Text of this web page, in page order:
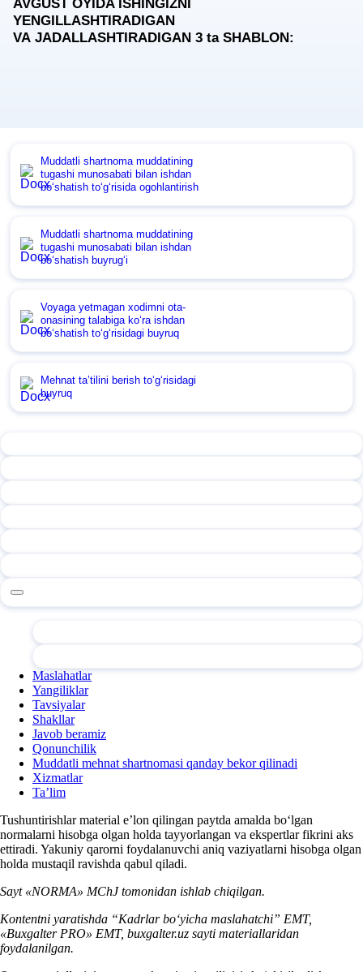
AVGUST OYIDA ISHINGIZNI
YENGILLASHTIRADIGAN
VA JADALLASHTIRADIGAN 3 taSHABLON:
Muddatli shartnoma muddatining
tugashi munosabati bilan ishdan
boʻshatish toʻgʻrisida ogohlantirish
Muddatli shartnoma muddatining
tugashi munosabati bilan ishdan
boʻshatish buyrugʻi
Voyaga yetmagan хodimni ota-
onasining talabiga koʻra ishdan
boʻshatish toʻgʻrisidagi buyruq
Mehnat ta’tilini berish toʻgʻrisidagi
buyruq
Maslahatlar
Yangiliklar
Tavsiyalar
Shakllar
Javob beramiz
Qonunchilik
Muddatli mehnat shartnomasi qanday bekor qilinadi
Xizmatlar
Ta’lim
Tushuntirishlar material e’lon qilingan paytda amalda boʻlgan
normalarni hisobga olgan holda tayyorlangan va ekspertlar fikrini aks
ettiradi. Yakuniy qarorni foydalanuvchi aniq vaziyatlarni hisobga olgan
holda mustaqil ravishda qabul qiladi.
Sayt «NORMA» MChJ tomonidan ishlab chiqilgan.
Kontentni yaratishda “Kadrlar boʻyicha maslahatchi” EMT,
«Buxgalter PRO» EMT, buxgalter.uz sayti materiallaridan
foydalanilgan.